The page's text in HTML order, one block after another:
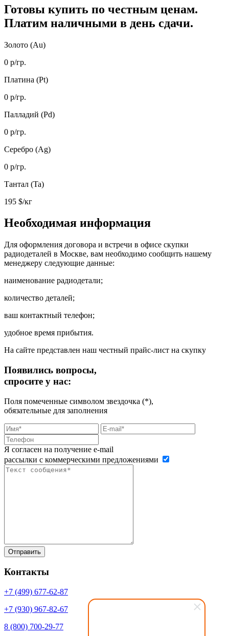
Готовы купить по честным ценам.
Платим наличными в день сдачи.
Золото (Au)
0 р/гр.
Платина (Pt)
0 р/гр.
Палладий (Pd)
0 р/гр.
Серебро (Ag)
0 р/гр.
Тантал (Ta)
195 $/кг
Необходимая информация
Для оформления договора и встречи в офисе скупки
радиодеталей в Москве, вам необходимо сообщить нашему
менеджеру следующие данные:
наименование радиодетали;
количество деталей;
ваш контактный телефон;
удобное время прибытия.
На сайте представлен наш честный прайс-лист на скупку
Появились вопросы,
спросите у нас:
Поля помеченные символом звездочка (*),
обязательные для заполнения
Я согласен на получение e-mail
рассылки с коммерческими предложениями
Контакты
+7 (499) 677-62-87
+7 (930) 967-82-67
8 (800) 700-29-77